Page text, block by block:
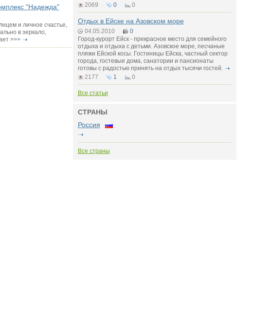
"Надежда"
и личное счастье,
в зеркало,
>>>
2069
0 0
Отдых в Ейске на Азовском море
04.05.2010
0
Город-курорт Ейск - прекрасное место для семейного
отдыха и отдыха с детьми. Азовское море, песчаные
пляжи Ейской косы. Гостиницы Ейска, частный сектор
города, гостевые дома, санатории и пансионаты
готовы с радостью принять на отдых тысячи гостей.
2177
1 0
Все статьи
СТРАНЫ
Россия
Все страны